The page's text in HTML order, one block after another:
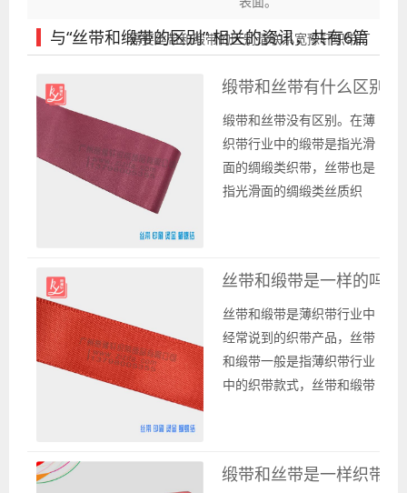
与“丝带和缎带的区别” 相关的资讯，共有6篇
需要丝带和缎带的区别请联系宽豫轩织带厂
缎带和丝带有什么区别
缎带和丝带没有区别。在薄
织带行业中的缎带是指光滑
面的绸缎类织带，丝带也是
指光滑面的绸缎类丝质织
量来讲，有所区分，有些人
会说好质量的涤纶材质称作
涤纶丝带，普通质量的称作
缎带。 缎带通常比较光滑，
质地比较软而且有光泽。它
丝带和缎带是一样的吗
丝带和缎带是薄织带行业中
经常说到的织带产品，丝带
和缎带一般是指薄织带行业
中的织带款式，丝带和缎带
带。一般分为普通质量缎带
缎带和丝带是一样织带吗